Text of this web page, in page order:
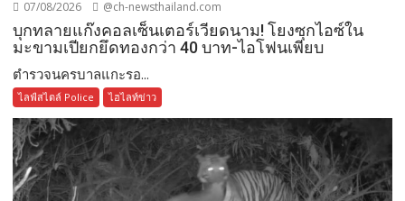
07/08/2026 @ch-newsthailand.com
บุกทลายแก๊งคอลเซ็นเตอร์เวียดนาม! โยงซุกไอซ์ใน
มะขามเปียกยึดทองกว่า 40 บาท-ไอโฟนเพียบ
ตำรวจนครบาลแกะรอ...
ไลฟ์สไตล์ Police ไฮไลท์ข่าว